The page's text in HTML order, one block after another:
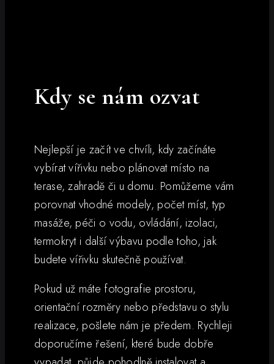
Kdy se nám ozvat
Nejlepší je začít ve chvíli, kdy začínáte
vybírat vířivku nebo plánovat místo na
terase, zahradě či u domu. Pomůžeme vám
porovnat vhodné modely, počet míst, typ
masáže, péči o vodu, ovládání, izolaci,
termokryt i další výbavu podle toho, jak
budete vířivku skutečně používat.
Pokud už máte fotografie prostoru,
orientační rozměry nebo představu o stylu
realizace, pošlete nám je předem. Rychleji
doporučíme řešení, které bude dobře